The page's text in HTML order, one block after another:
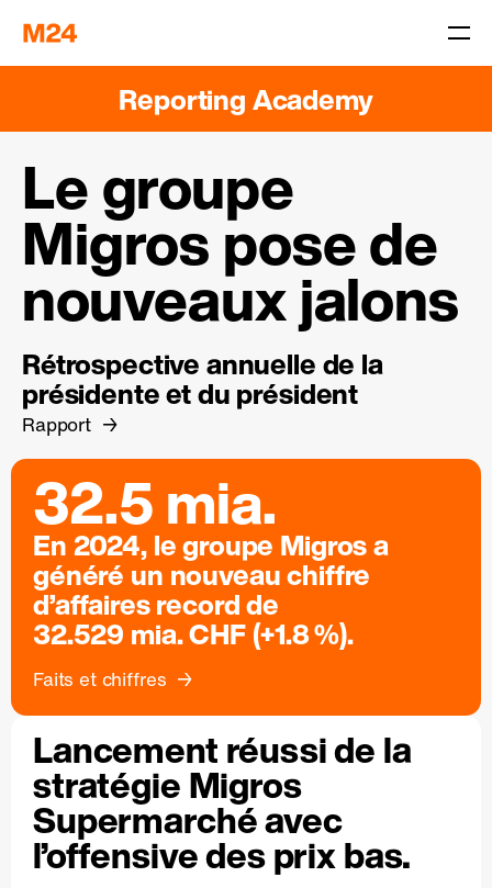
Reporting Academy
Le groupe
Migros pose de
nouveaux jalons
Rétrospective annuelle de la
présidente et du président
Rapport
32.5 mia.
En 2024, le groupe Migros a
généré un nouveau chiffre
d’affaires record de
32.529 mia. CHF (+1.8 %).
Faits et chiffres
Lancement réussi de la
stratégie Migros
Supermarché avec
l’offensive des prix bas.